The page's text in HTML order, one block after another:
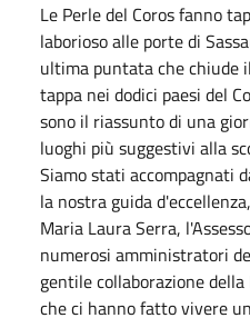
Le Perle del Coros fanno
laborioso alle porte di
ultima puntata che chiude
tappa nei dodici paesi del
sono il riassunto di una
luoghi più suggestivi alla
Siamo stati accompagnati
la nostra guida
Maria Laura Serra,
numerosi amministratori
gentile collaborazione
che ci hanno fatto vivere